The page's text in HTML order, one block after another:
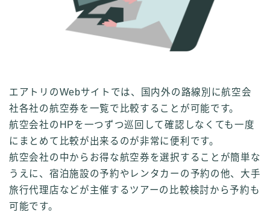
エアトリのWebサイトでは、国内外の路線別に航空会
社各社の航空券を一覧で比較することが可能です。
航空会社のHPを一つずつ巡回して確認しなくても一度
にまとめて比較が出来るのが非常に便利です。
航空会社の中からお得な航空券を選択することが簡単な
うえに、宿泊施設の予約やレンタカーの予約の他、大手
旅行代理店などが主催するツアーの比較検討から予約も
可能です。